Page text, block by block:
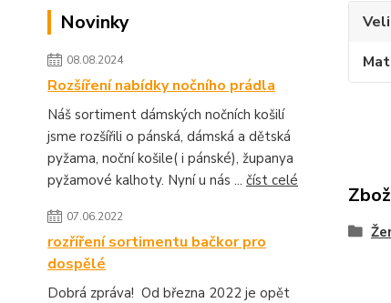
Novinky
08.08.2024
Rozšíření nabídky nočního prádla
Náš sortiment dámských nočních košilí
jsme rozšířili o pánská, dámská a dětská
pyžama, noční košile( i pánské), županya
pyžamové kalhoty. Nyní u nás ... číst celé
07.06.2022
rozříření sortimentu bačkor pro
dospělé
Dobrá zpráva! Od března 2022 je opět